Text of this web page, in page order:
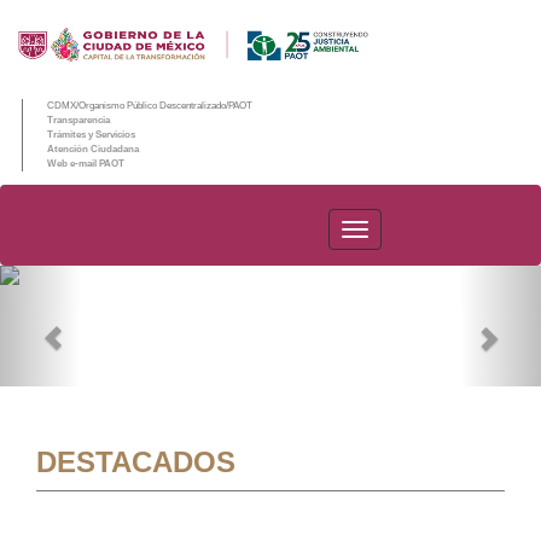
CDMX/Organismo Público Descentralizado/PAOT
Transparencia
Trámites y Servicios
Atención Ciudadana
Web e-mail PAOT
PAOT
DESTACADOS